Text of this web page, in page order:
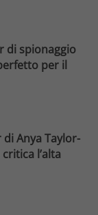
di spionaggio
per il
Anya Taylor-
l’alta